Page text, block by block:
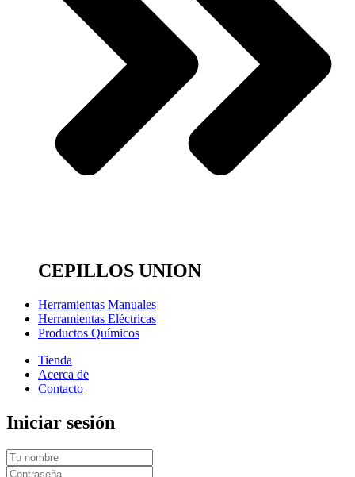
CEPILLOS UNION
Herramientas Manuales
Herramientas Eléctricas
Productos Químicos
Tienda
Acerca de
Contacto
Iniciar sesión